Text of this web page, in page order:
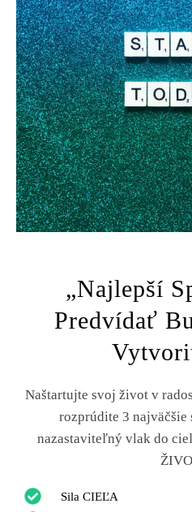
„Najlepší
Predvídať
Naštartujte svoj život v
rozprúdite 3 najväčšie
nazastaviteľný vlak do
Sila CIEĽA